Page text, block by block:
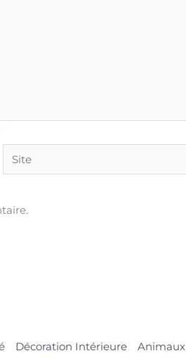
Site
Décoration Intérieure Animaux